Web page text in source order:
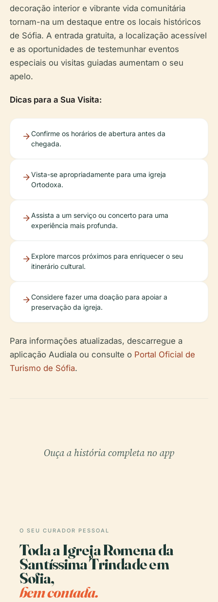
decoração interior e vibrante vida comunitária
tornam-na um destaque entre os locais históricos
de Sófia. A entrada gratuita, a localização acessível
e as oportunidades de testemunhar eventos
especiais ou visitas guiadas aumentam o seu
apelo.
Dicas para a Sua Visita:
Confirme os horários de abertura antes da
chegada.
Vista-se apropriadamente para uma igreja
Ortodoxa.
Assista a um serviço ou concerto para uma
experiência mais profunda.
Explore marcos próximos para enriquecer o seu
itinerário cultural.
Considere fazer uma doação para apoiar a
preservação da igreja.
Para informações atualizadas, descarregue a
aplicação Audiala ou consulte o Portal Oficial de
Turismo de Sófia.
Ouça a história completa no app
O SEU CURADOR PESSOAL
Toda a Igreja Romena da
Santíssima Trindade em
Sofia,
bem contada.